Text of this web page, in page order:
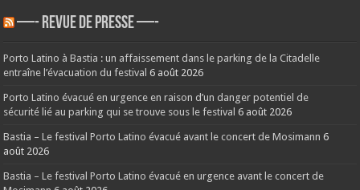
—- REVUE DE PRESSE —-
Porto Latino à Bastia : un affaissement dans le parking de la Citadelle
entraîne l’évacuation du festival 6 août 2026
Porto Latino évacué en urgence en raison d’un danger potentiel de
sécurité lié au parking qui se trouve sous le festival 6 août 2026
Bastia – Le festival Porto Latino évacué avant le concert de Mosimann 6
août 2026
Bastia – Le festival Porto Latino évacué en urgence avant le concert de